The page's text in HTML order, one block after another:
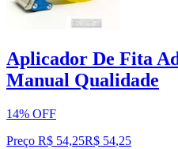
Aplicador De Fita
Manual Qualidade
14% OFF
Preço R$ 54,25R$ 54,25